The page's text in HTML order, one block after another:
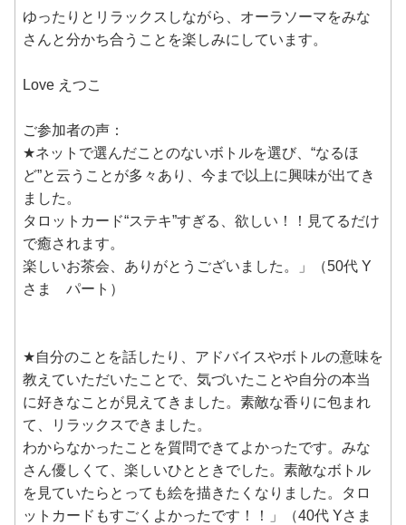
ゆったりとリラックスしながら、オーラソーマをみな
さんと分かち合うことを楽しみにしています。
Love えつこ
ご参加者の声：
★ネットで選んだことのないボトルを選び、“なるほ
ど”と云うことが多々あり、今まで以上に興味が出てき
ました。
タロットカード“ステキ”すぎる、欲しい！！見てるだけ
で癒されます。
楽しいお茶会、ありがとうございました。」（50代 Y
さま パート）
★自分のことを話したり、アドバイスやボトルの意味を
教えていただいたことで、気づいたことや自分の本当
に好きなことが見えてきました。素敵な香りに包まれ
て、リラックスできました。
わからなかったことを質問できてよかったです。みな
さん優しくて、楽しいひとときでした。素敵なボトル
を見ていたらとっても絵を描きたくなりました。タロ
ットカードもすごくよかったです！！」（40代 Yさま